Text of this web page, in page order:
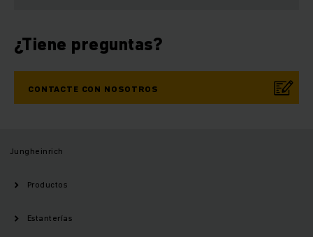
¿Tiene preguntas?
CONTACTE CON NOSOTROS
Jungheinrich
Productos
Estanterías